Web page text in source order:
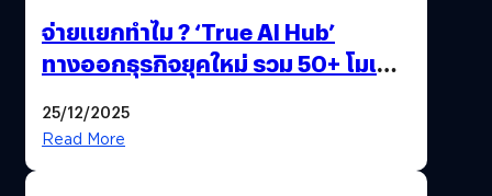
จ่ายแยกทำไม ? ‘True AI Hub’
ทางออกธุรกิจยุคใหม่ รวม 50+ โมเดล
25/12/2025
Read More